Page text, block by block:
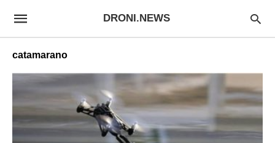
DRONI.NEWS
catamarano